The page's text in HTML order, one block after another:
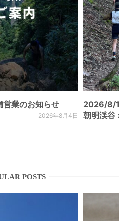
業のお知らせ
2026年8月4日
2026/8/
朝明渓谷 ×
POSTS